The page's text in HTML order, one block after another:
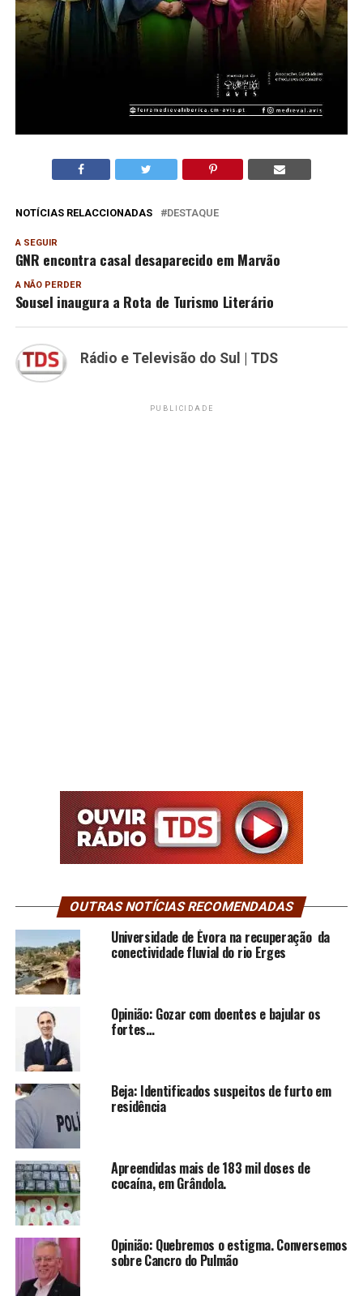
NOTÍCIAS RELACCIONADAS DESTAQUE
A SEGUIR
GNR encontra casal desaparecido em Marvão
A NÃO PERDER
Sousel inaugura a Rota de Turismo Literário
Rádio e Televisão do Sul | TDS
PUBLICIDADE
OUTRAS NOTÍCIAS RECOMENDADAS
Universidade de Évora na recuperação da
conectividade fluvial do rio Erges
Opinião: Gozar com doentes e bajular os
fortes…
Beja: Identificados suspeitos de furto em
residência
Apreendidas mais de 183 mil doses de
cocaína, em Grândola.
Opinião: Quebremos o estigma. Conversemos
sobre Cancro do Pulmão